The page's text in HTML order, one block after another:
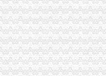
照被吊销了怎么办-广东深圳
办,签证办理流程,食品
渝中大坪总部城月租6800小
房在售！,渝中区经纬大道虎